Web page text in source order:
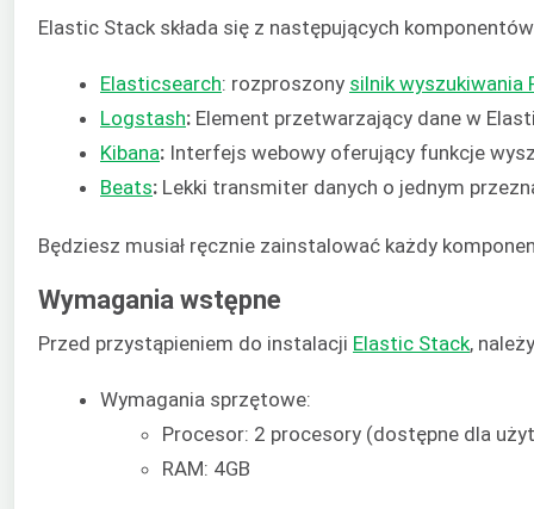
Elastic Stack składa się z następujących
Elasticsearch: rozproszony silnik wyszukiwania
Logstash: Element przetwarzający dane w
Kibana: Interfejs webowy oferujący funkcje
Beats: Lekki transmiter danych o jednym
Będziesz musiał ręcznie zainstalować każdy
Wymagania wstępne
Przed przystąpieniem do instalacji Elastic Stack,
Wymagania sprzętowe:
Procesor: 2 procesory (dostępne dla
RAM: 4GB